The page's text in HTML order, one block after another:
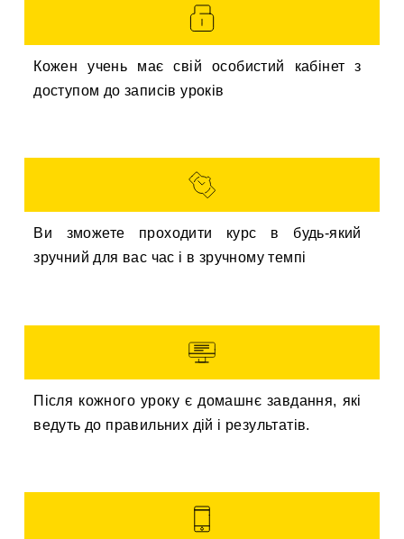
Кожен учень має свій особистий кабінет з
доступом до записів уроків
Ви зможете проходити курс в будь-який
зручний для вас час і в зручному темпі
Після кожного уроку є домашнє завдання, які
ведуть до правильних дій і результатів.